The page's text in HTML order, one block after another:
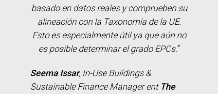
basado en datos reales y comprueben su
alineación con la Taxonomía de la UE.
Esto es especialmente útil ya que aún no
es posible determinar el grado EPCs.”
Seema Issar, In-Use Buildings &
Sustainable Finance Managerent The